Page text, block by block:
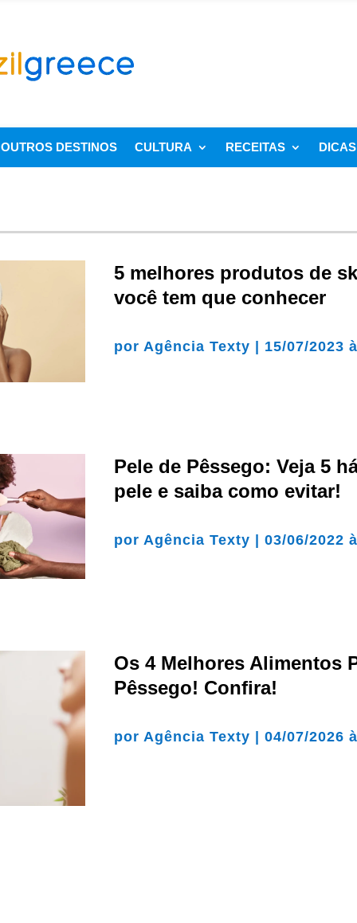
OUTROS DESTINOS CULTURA RECEITAS DICAS
5 melhores produtos de
você tem que conhecer
por Agência Texty | 15/07/2023
Pele de Pêssego: Veja 5
pele e saiba como evitar!
porAgência Texty |03/06/2022
Os 4 Melhores Alimentos
Pêssego! Confira!
porAgência Texty |04/07/2026